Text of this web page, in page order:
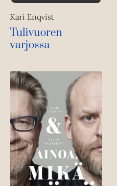
Kari Enqvist
Tulivuoren
varjossa